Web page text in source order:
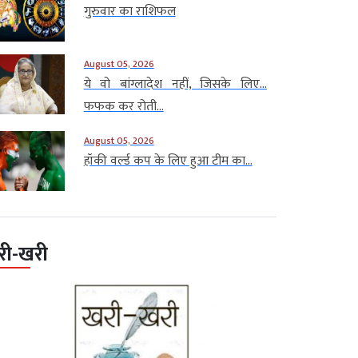
गुरुवार का राशिफल
August 05, 2026
ये वो बांग्लादेश नहीं, जिसके लिए…
फफक कर रोती...
August 05, 2026
हॉकी वर्ल्ड कप के लिए हुआ टीम का...
खरी